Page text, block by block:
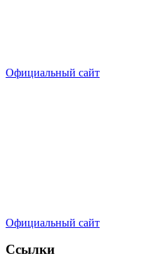
Официальный сайт
Официальный сайт
Ссылки